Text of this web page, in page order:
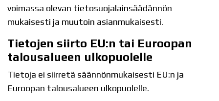
voimassa olevan tietosuojalainsäädännön
mukaisesti ja muutoin asianmukaisesti.
Tietojen siirto EU:n tai Euroopan
talousalueen ulkopuolelle
Tietoja ei siirretä säännönmukaisesti EU:n ja
Euroopan talousalueen ulkopuolelle.